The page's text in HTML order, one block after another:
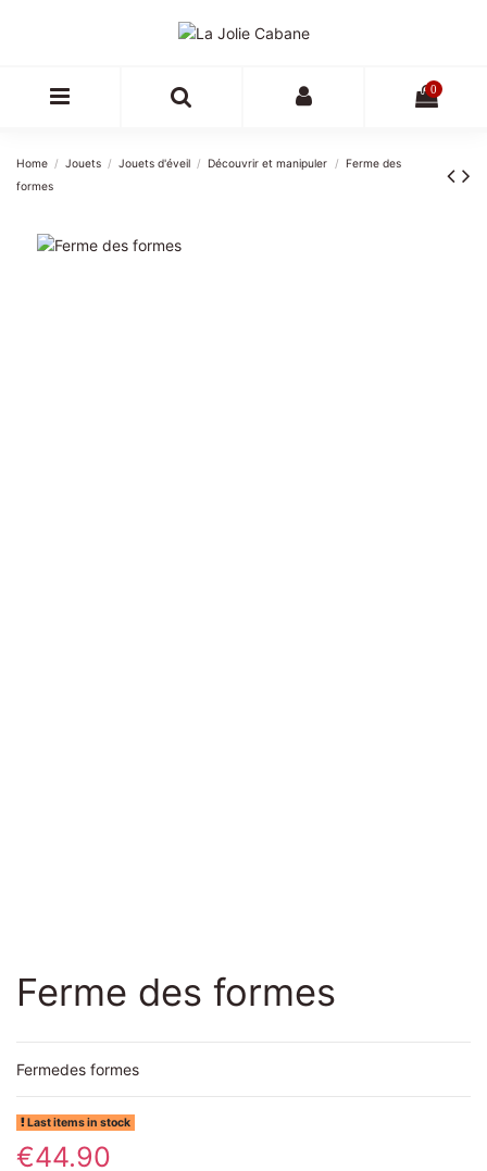
0
Home Jouets Jouets d'éveil Découvrir et manipuler
Ferme des
formes
Ferme des formes
Fermedes formes
Last items in stock
€44.90